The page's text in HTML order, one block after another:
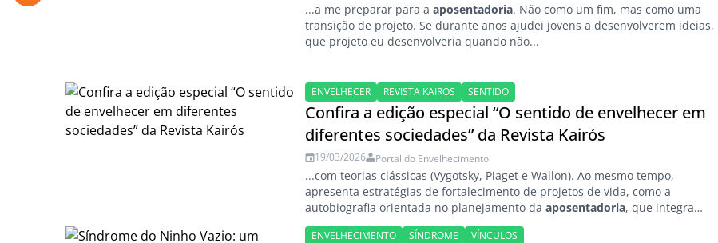
...a me preparar para aaposentadoria. Não como um fim, mas como uma
transição de projeto. Se durante anos ajudei jovens a desenvolverem ideias,
que projeto eu desenvolveria quando não...
ENVELHECER REVISTA KAIRÓS SENTIDO
Confira a edição especial “O sentido de envelhecer em
diferentes sociedades” da Revista Kairós
19/03/2026 Portal do Envelhecimento
...com teorias clássicas (Vygotsky, Piaget e Wallon). Ao mesmo tempo,
apresenta estratégias de fortalecimento de projetos de vida, como a
autobiografia orientada no planejamento daaposentadoria, que integra
saúde física...
ENVELHECIMENTO SÍNDROME VÍNCULOS